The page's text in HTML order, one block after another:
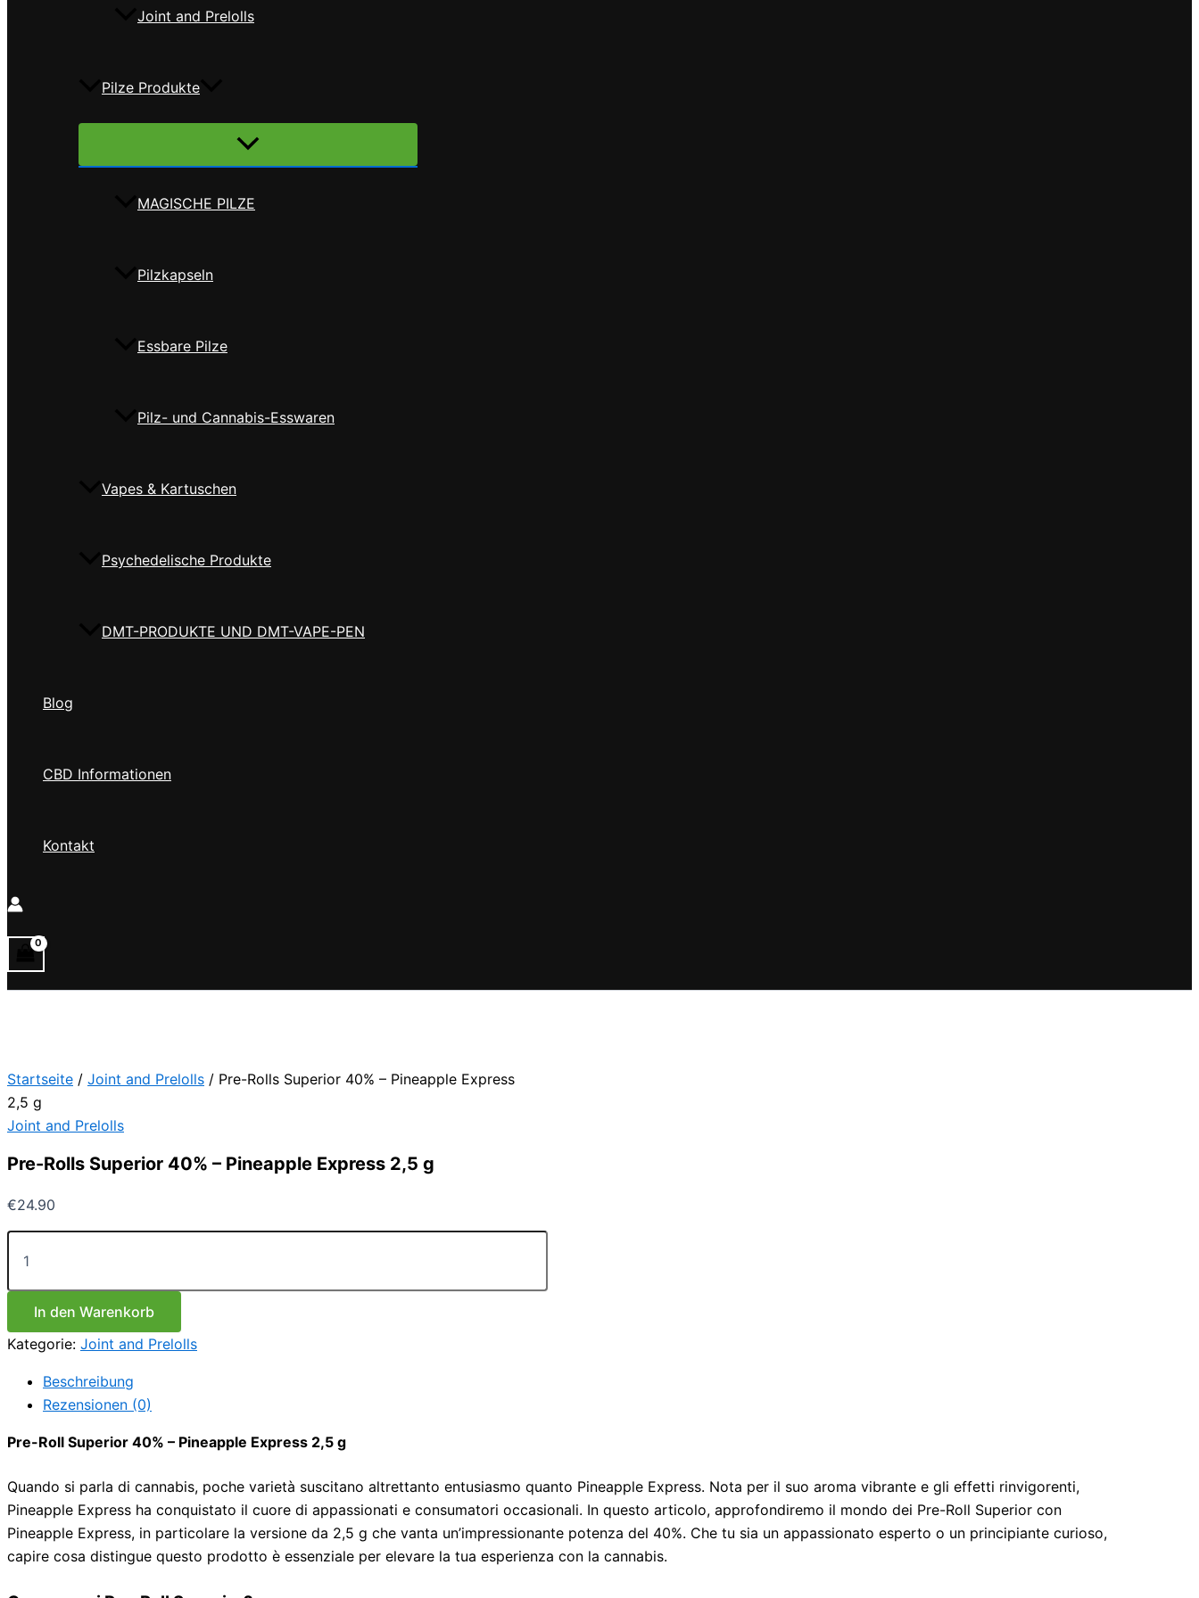
Joint and Prelolls
Pilze Produkte
Menü
MAGISCHE PILZE
Pilzkapseln
Essbare Pilze
Pilz- und Cannabis-Esswaren
Vapes & Kartuschen
Psychedelische Produkte
DMT-PRODUKTE UND DMT-VAPE-PEN
Blog
CBD Informationen
Kontakt
Startseite / Joint and Prelolls / Pre-Rolls Superior 40% – Pineapple Express
2,5 g
Joint and Prelolls
Pre-Rolls Superior 40% – Pineapple Express 2,5 g
€24.90
Pre-
Rolls
40%
Pineapple
Express
Menge
In den Warenkorb
Kategorie: Joint and Prelolls
Beschreibung
Rezensionen (0)
Pre-Roll Superior 40% – Pineapple Express 2,5 g
Quando si parla di cannabis, poche varietà suscitano altrettanto entusiasmo quanto Pineapple Express. Nota per il suo aroma vibrante e gli effetti rinvigorenti,
Pineapple Express ha conquistato il cuore di appassionati e consumatori occasionali. In questo articolo, approfondiremo il mondo dei Pre-Roll Superior con
Pineapple Express, in particolare la versione da 2,5 g che vanta un’impressionante potenza del 40%. Che tu sia un appassionato esperto o un principiante curioso,
capire cosa distingue questo prodotto è essenziale per elevare la tua esperienza con la cannabis.